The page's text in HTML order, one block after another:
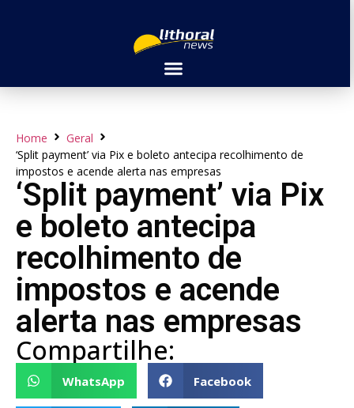
Home
Geral
‘Split payment’ via Pix e boleto antecipa recolhimento de
impostos e acende alerta nas empresas
‘Split payment’ via Pix
e boleto antecipa
recolhimento de
impostos e acende
alerta nas empresas
Compartilhe:
WhatsApp Facebook